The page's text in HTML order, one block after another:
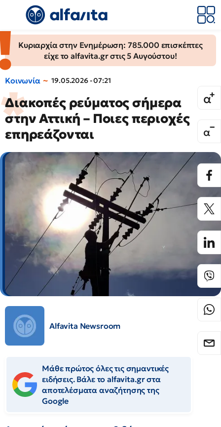
Κυριαρχία στην Ενημέρωση: 785.000 επισκέπτες
είχε το alfavita.gr στις 5 Αυγούστου!
Κοινωνία 19.05.2026 - 07:21
Διακοπές ρεύματος σήμερα
στην Αττική – Ποιες περιοχές
επηρεάζονται
Alfavita Newsroom
Μάθε πρώτος όλες τις σημαντικές
ειδήσεις. Βάλε το alfavita.gr στα
αποτελέσματα αναζήτησης της
Google